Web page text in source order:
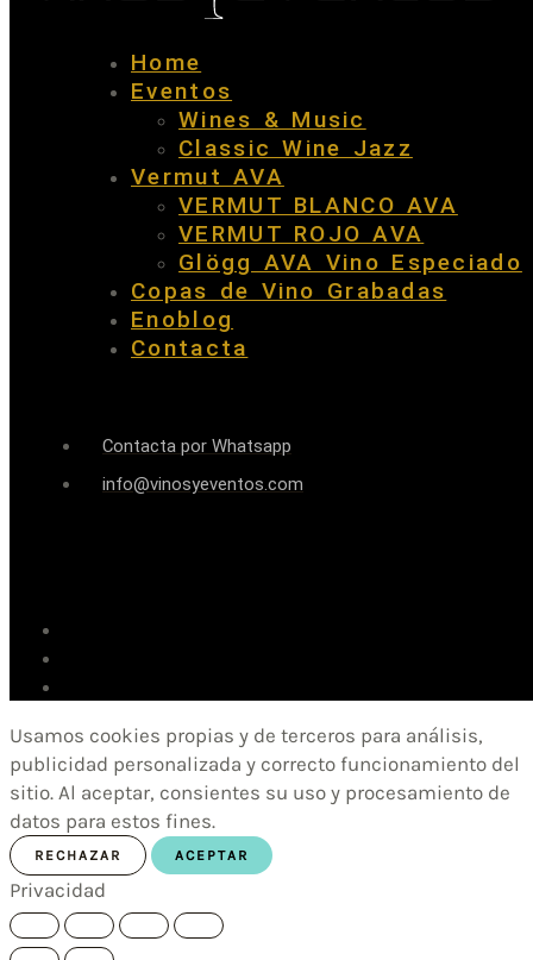
Home
Eventos
Wines & Music
Classic Wine Jazz
Vermut AVA
VERMUT BLANCO AVA
VERMUT ROJO AVA
Glögg AVA Vino Especiado
Copas de Vino Grabadas
Enoblog
Contacta
Contacta por Whatsapp
info@vinosyeventos.com
Usamos cookies propias y de terceros para análisis,
publicidad personalizada y correcto funcionamiento del
sitio. Al aceptar, consientes su uso y procesamiento de
datos para estos fines.
RECHAZAR ACEPTAR
Privacidad